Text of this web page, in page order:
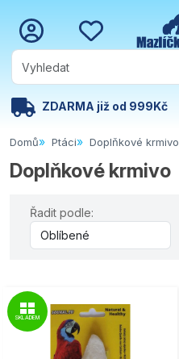
ZDARMA již od 999Kč
Domů Ptáci Doplňkové krmivo
Doplňkové krmivo
Řadit podle:
SKLADEM